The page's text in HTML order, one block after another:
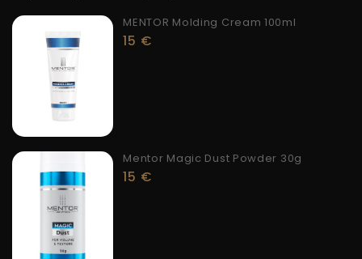
MENTOR Molding Cream 100ml
15 €
Mentor Magic Dust Powder 30g
15 €